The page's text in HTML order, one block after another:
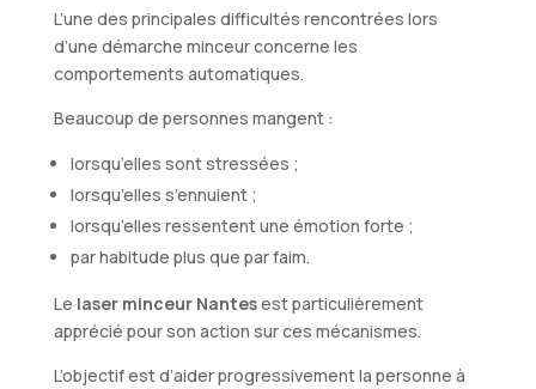
L’une des principales difficultés rencontrées lors
d’une démarche minceur concerne les
comportements automatiques.
Beaucoup de personnes mangent :
lorsqu’elles sont stressées ;
lorsqu’elles s’ennuient ;
lorsqu’elles ressentent une émotion forte ;
par habitude plus que par faim.
Le laser minceur Nantesest particulièrement
apprécié pour son action sur ces mécanismes.
L’objectif est d’aider progressivement la personne à